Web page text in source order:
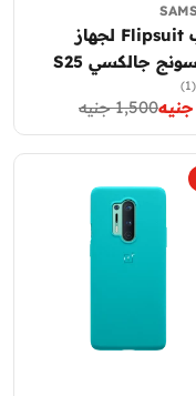
جراب Flipsuit لجهاز
سامسونج جالكسي S25
(1)
1,500 جنيه